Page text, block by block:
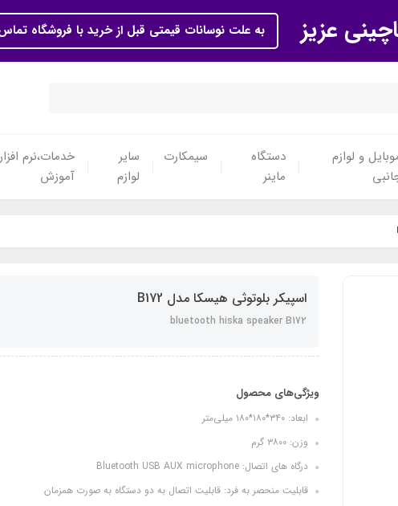
عزیز به علت نوسانات قیمتی قبل از خرید با فروشگاه
و لوازم
دستگاه
ماینر
سیمکارت
سایر
لوازم
خدمات،نرم
آموزش
اسپیکر بلوتوثی هیسکا مدل B172
bluetooth hiska speaker B172
ویژگی‌های محصول
ابعاد: ۳۴۰*۱۸۰*۱۸۰ میلی‌متر
وزن: ۳۸۰۰ گرم
درگاه های اتصال: Bluetooth USB AUX microphone
قابلیت منحصر به فرد: قابلیت اتصال به دو دستگاه به صورت همزمان